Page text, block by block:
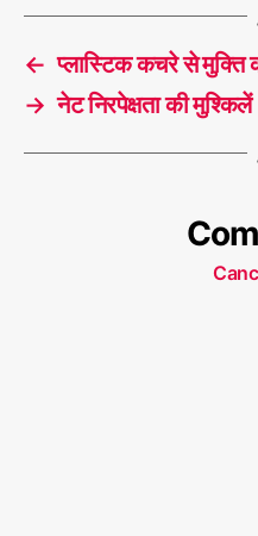
← प्लास्टिक कचरे से
→ नेट निरपेक्षता की मुश्किलें